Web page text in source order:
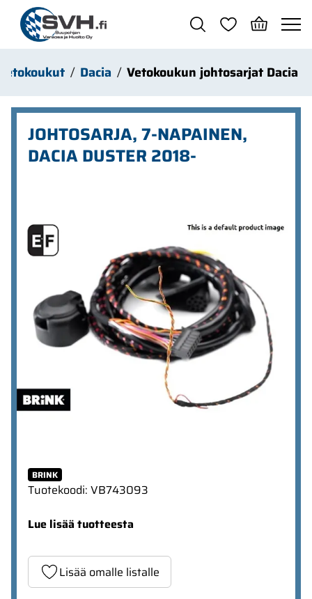
Siirry pääsisältöön
Dacia Vetokoukun johtosarjat Dacia
JOHTOSARJA, 7-NAPAINEN,
DACIA DUSTER 2018-
BRINK
Tuotekoodi: VB743093
Lue lisää tuotteesta
Lisää omalle listalle